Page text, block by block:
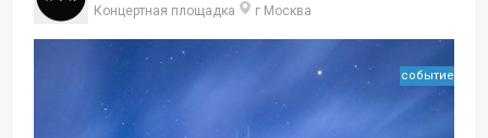
Концертная площадка г Москва
событие